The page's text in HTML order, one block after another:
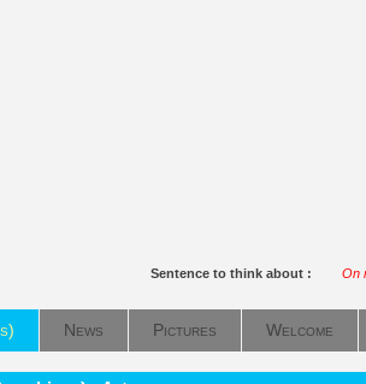
Sentence to think about : On
News Pictures Welcome